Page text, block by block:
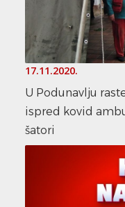
17.11.2020.
U Podunavlju
ispred kovid
šatori